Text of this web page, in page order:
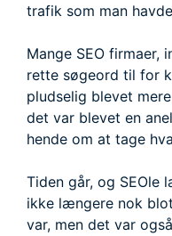
trafik som man
Mange SEO firmaer,
rette søgeord til for
pludselig blevet
det var blevet en
hende om at tage
Tiden går, og
ikke længere nok
var, men det var